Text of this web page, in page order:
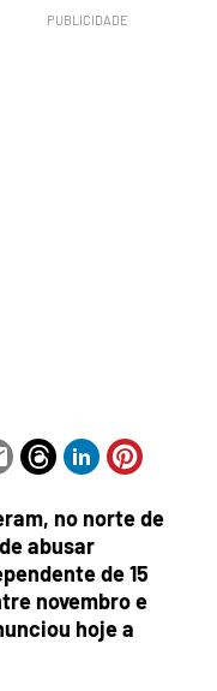
no norte de
abusar
de 15
novembro e
hoje a